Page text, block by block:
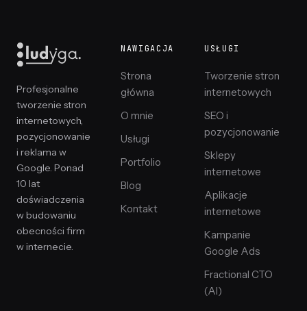
Profesjonalne
tworzenie stron
internetowych,
pozycjonowanie
i reklama w
Google. Ponad
10 lat
doświadczenia
w budowaniu
obecności firm
w internecie.
NAWIGACJA
Strona
główna
O mnie
Usługi
Portfolio
Blog
Kontakt
USŁUGI
Tworzenie stron
internetowych
SEO i
pozycjonowanie
Sklepy
internetowe
Aplikacje
internetowe
Kampanie
Google Ads
Fractional CTO
(AI)